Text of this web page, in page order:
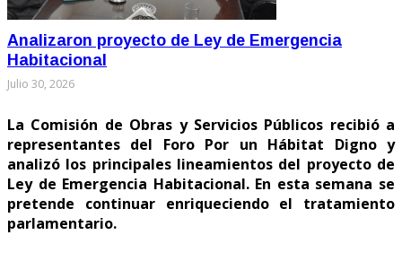
Analizaron proyecto de Ley de Emergencia
Habitacional
Julio 30, 2026
La Comisión de Obras y Servicios Públicos recibió a
representantes del Foro Por un Hábitat Digno y
analizó los principales lineamientos del proyecto de
Ley de Emergencia Habitacional. En esta semana se
pretende continuar enriqueciendo el tratamiento
parlamentario.